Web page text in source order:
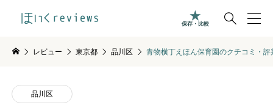

保存・比較
レビュー 東京都 品川区 青物横丁えほん保育園のクチコミ・評
品川区